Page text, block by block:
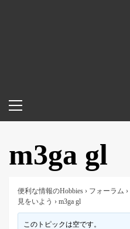
イ
ン
ニ
m3ga gl
便利な情報のHobbies › フォーラム ›
見をいよう › m3ga gl
このトピックは空です。